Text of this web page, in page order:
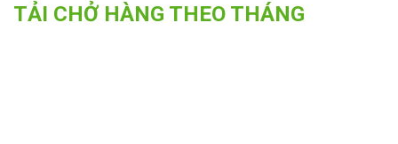
TẢI CHỞ HÀNG THEO THÁNG